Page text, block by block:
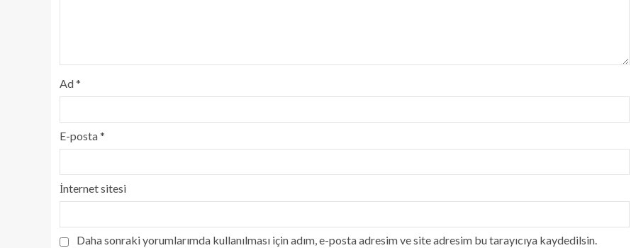
Ad*
E-posta*
İnternet sitesi
Daha sonraki yorumlarımda kullanılması için adım, e-posta adresim ve site adresim bu tarayıcıya kaydedilsin.